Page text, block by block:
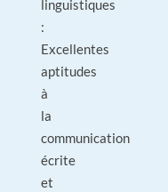
linguistiques
:
Excellentes
aptitudes
à
la
communication
écrite
et